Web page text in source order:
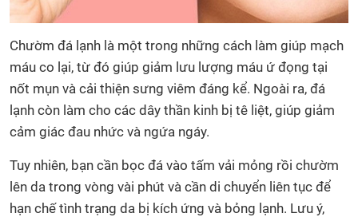
Chườm đá lạnh là một trong những cách làm giúp mạch
máu co lại, từ đó giúp giảm lưu lượng máu ứ đọng tại
nốt mụn và cải thiện sưng viêm đáng kể. Ngoài ra, đá
lạnh còn làm cho các dây thần kinh bị tê liệt, giúp giảm
cảm giác đau nhức và ngứa ngáy.
Tuy nhiên, bạn cần bọc đá vào tấm vải mỏng rồi chườm
lên da trong vòng vài phút và cần di chuyển liên tục để
hạn chế tình trạng da bị kích ứng và bỏng lạnh. Lưu ý,